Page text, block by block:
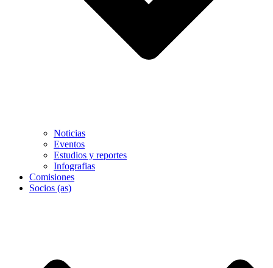
Noticias
Eventos
Estudios y reportes
Infografias
Comisiones
Socios (as)